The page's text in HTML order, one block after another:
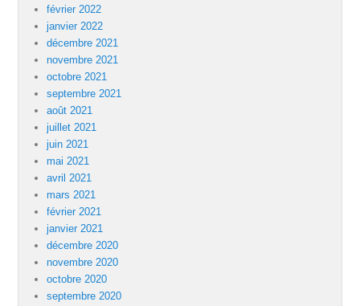
février 2022
janvier 2022
décembre 2021
novembre 2021
octobre 2021
septembre 2021
août 2021
juillet 2021
juin 2021
mai 2021
avril 2021
mars 2021
février 2021
janvier 2021
décembre 2020
novembre 2020
octobre 2020
septembre 2020